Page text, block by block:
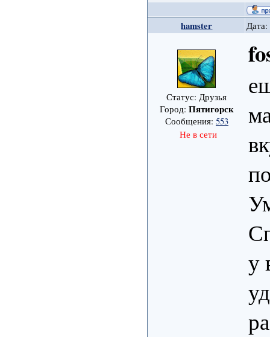
hamster
Статус: Друзья
Город: Пятигорск
Сообщения: 553
Не в сети
у